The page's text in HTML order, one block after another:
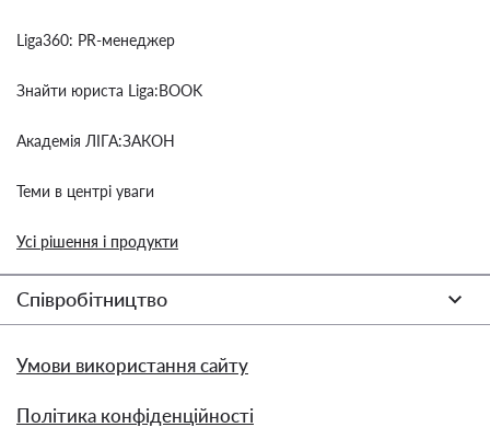
Liga360: PR-менеджер
Знайти юриста Liga:BOOK
Академія ЛІГА:ЗАКОН
Теми в центрі уваги
Усі рішення і продукти
Співробітництво
Умови використання сайту
Політика конфіденційності